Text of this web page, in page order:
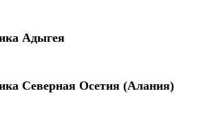
Адыгея
Северная Осетия (Алания)